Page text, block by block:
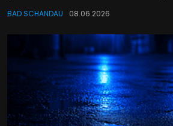
BAD SCHANDAU 08.06.2026